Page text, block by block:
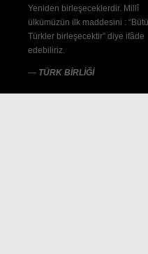
Yeniden birleşeceklerdir. Millî
ülkümüzün ilk maddesini :
Türkler birleşecektir” diye ifâde
edebiliriz.
— TÜRK BİRLİĞİ